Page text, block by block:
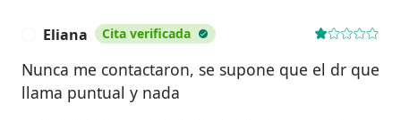
Eliana Cita verificada
Nunca me contactaron, se supone que el dr que
llama puntual y nada